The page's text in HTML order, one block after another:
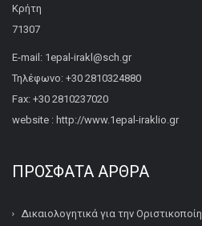
Κρήτη
71307
E-mail: 1epal-irakl@sch.gr
Τηλέφωνο: +30 2810324880
Fax: +30 2810237020
website : http://www.1epal-iraklio.gr
ΠΡΌΣΦΑΤΑ ΆΡΘΡΑ
Δικαιολογητικά για την